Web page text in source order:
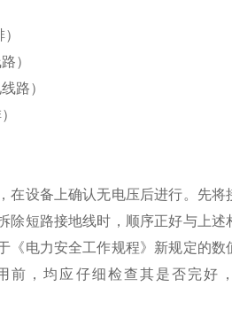
）
路）
线路）
在设备上确认无电压后进行。先
除短路接地线时，顺序正好与上
《电力安全工作规程》新规定的
，均应仔细检查其是否完好